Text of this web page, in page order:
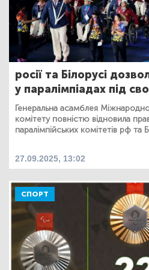
росії та Білорусі
у паралімпіадах під
Генеральна асамблея
комітету повністю відновила
паралімпійських комітетів рф та
27.09.2025, 13:02
СПОРТ